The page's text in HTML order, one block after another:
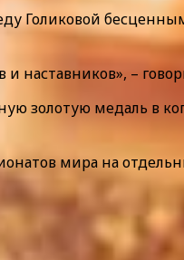
Голиковой
–
золотую медаль в
мира на